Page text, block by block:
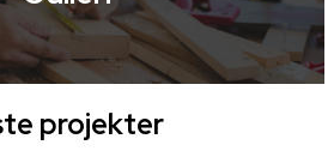
projekter